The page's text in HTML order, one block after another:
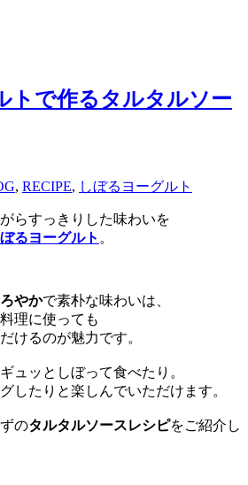
トで作るタルタルソー
, RECIPE, しぼるヨーグルト
らすっきりした味わいを
るヨーグルト 。
やかで素朴な味わいは、
理に使っても
けるのが魅力です。
ュッとしぼって食べたり。
したりと楽しんでいただけます。
のタルタルソースレシピをご紹介し